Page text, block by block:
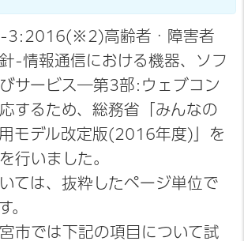
3:2016(※2)高齢者・障害者
-情報通信における機器、ソフ
びサービス―第3部:ウェブコン
するため、総務省「みんなの
モデル改定版(2016年度)」を
行いました。
ては、抜粋したページ単位で
。
市では下記の項目について試